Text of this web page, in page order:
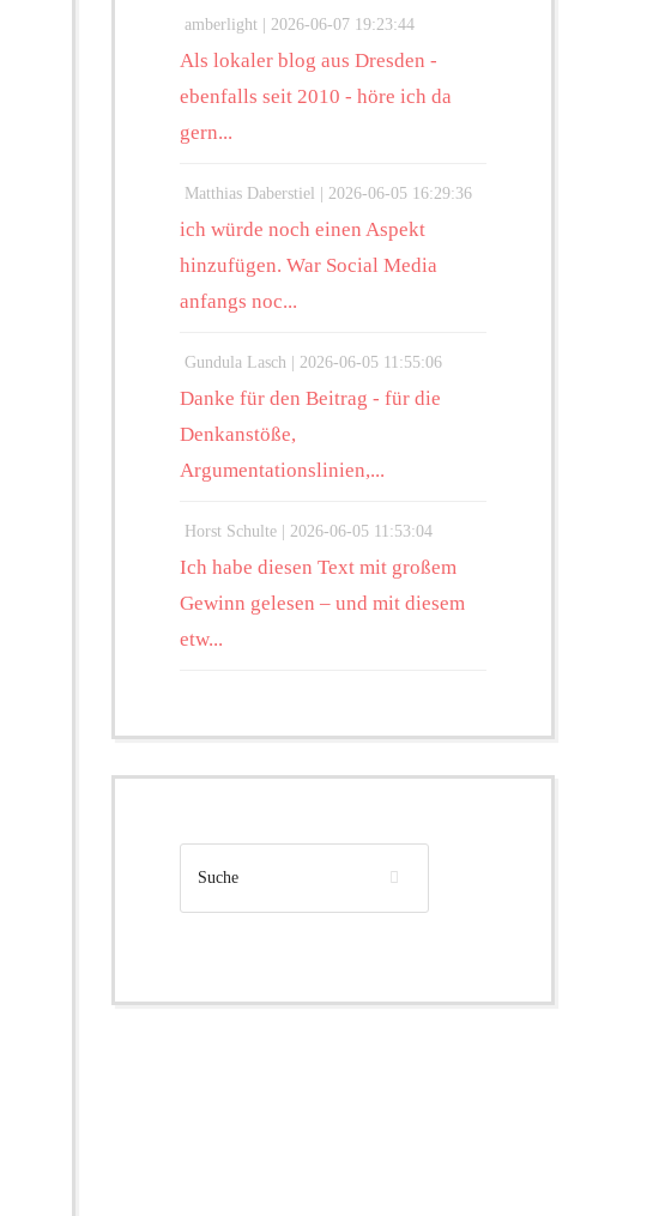
amberlight | 2026-06-07 19:23:44
Als lokaler blog aus Dresden -
ebenfalls seit 2010 - höre ich da
gern...
Matthias Daberstiel | 2026-06-05 16:29:36
ich würde noch einen Aspekt
hinzufügen. War Social Media
anfangs noc...
Gundula Lasch | 2026-06-05 11:55:06
Danke für den Beitrag - für die
Denkanstöße,
Argumentationslinien,...
Horst Schulte | 2026-06-05 11:53:04
Ich habe diesen Text mit großem
Gewinn gelesen – und mit diesem
etw...